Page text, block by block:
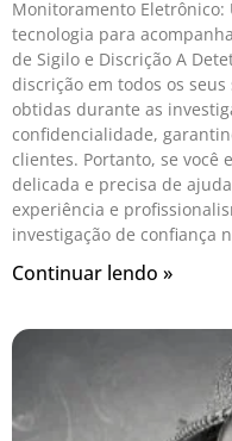
Monitoramento
tecnologia para
de Sigilo e Discrição A
discrição em todos os
obtidas durante as
confidencialidade,
clientes. Portanto, se você
delicada e precisa de
experiência e
investigação de confiança
Continuar lendo »